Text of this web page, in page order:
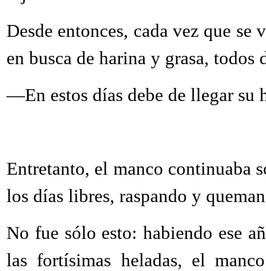
Desde entonces, cada vez que
en busca de harina y grasa, todos
—En estos días debe de llegar su
Entretanto, el manco continuaba
los días libres, raspando y
No fue sólo esto: habiendo ese
las fortísimas heladas, el